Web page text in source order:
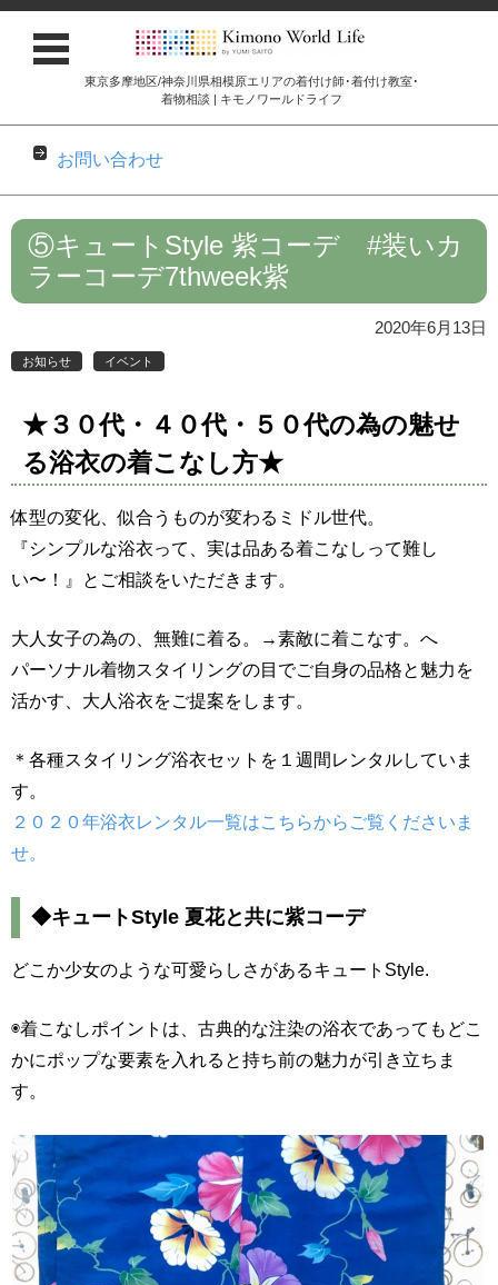
東京多摩地区/神奈川県相模原エリアの着付け師･着付け教室･
着物相談 | キモノワールドライフ
お問い合わせ
コンテンツに移動
⑤キュートStyle 紫コーデ #装いカ
ラーコーデ7thweek紫
2020年6月13日
お知らせ イベント
★３０代・４０代・５０代の為の魅せ
る浴衣の着こなし方★
体型の変化、似合うものが変わるミドル世代。
『シンプルな浴衣って、実は品ある着こなしって難し
い〜！』とご相談をいただきます。
大人女子の為の、無難に着る。→素敵に着こなす。へ
パーソナル着物スタイリングの目でご自身の品格と魅力を
活かす、大人浴衣をご提案をします。
＊各種スタイリング浴衣セットを１週間レンタルしていま
す。
２０２０年浴衣レンタル一覧はこちらからご覧くださいま
せ。
◆キュートStyle 夏花と共に紫コーデ
どこか少女のような可愛らしさがあるキュートStyle.
◉着こなしポイントは、古典的な注染の浴衣であってもどこ
かにポップな要素を入れると持ち前の魅力が引き立ちま
す。